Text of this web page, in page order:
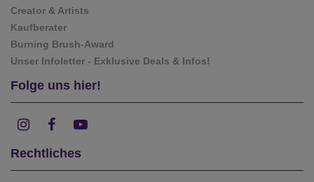
Creator & Artists
Kaufberater
Burning Brush-Award
Unser Infoletter - Exklusive Deals & Infos!
Folge uns hier!
Rechtliches